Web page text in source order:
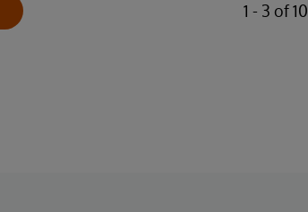
1 - 3 of 10